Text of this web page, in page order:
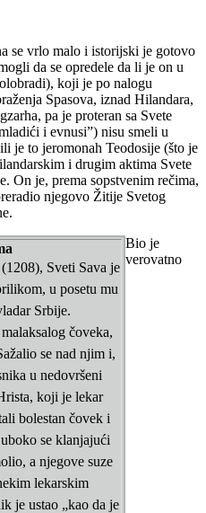
se vrlo malo i istorijski je gotovo
da se opredele da li je on u
koji je po nalogu
Spasova, iznad Hilandara,
pa je proteran sa Svete
i evnusi”) nisu smeli u
je to jeromonah Teodosije (što je
i drugim aktima Svete
On je, prema sopstvenim rečima,
njegovo Žitije Svetog
Sveti Sava je
u posetu mu
Srbije.
čoveka,
se nad njim i,
u nedovršeni
koji je lekar
bolestan čovek i
se klanjajući
a njegove suze
lekarskim
je ustao „kao da je
Bio je
verovatno